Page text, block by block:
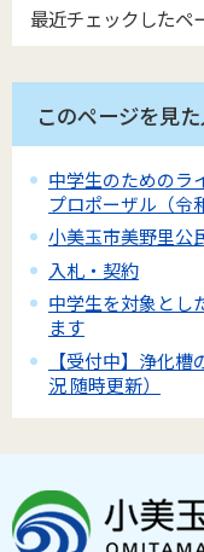
最近チェックしたペ
このページを見
中学生のためのラ
プロポーザル（令
小美玉市美野里公
入札・契約
中学生を対象とし
ます
【受付中】浄化
況 随時更新）